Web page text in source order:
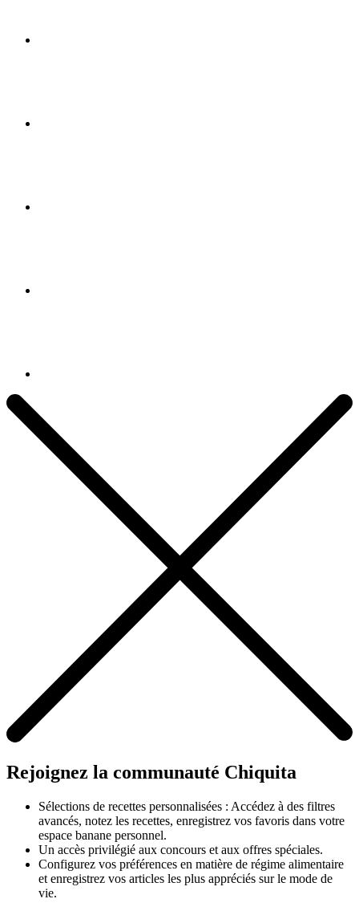
Rejoignez la communauté Chiquita
Sélections de recettes personnalisées : Accédez à des filtres
avancés, notez les recettes, enregistrez vos favoris dans votre
espace banane personnel.
Un accès privilégié aux concours et aux offres spéciales.
Configurez vos préférences en matière de régime alimentaire
et enregistrez vos articles les plus appréciés sur le mode de
vie.